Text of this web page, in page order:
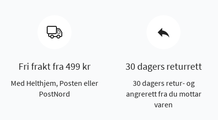
Fri frakt fra 499 kr
Med Helthjem, Posten eller
PostNord
30 dagers returrett
30 dagers retur- og
angrerett fra du mottar
varen